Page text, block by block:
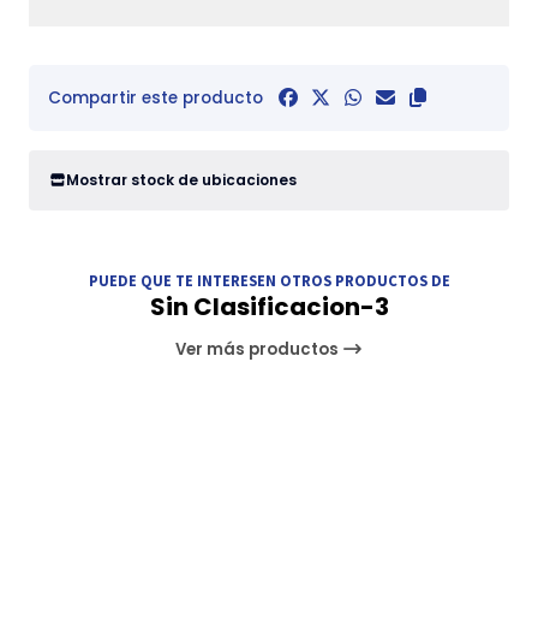
Compartir este producto
Mostrar stock de ubicaciones
PUEDE QUE TE INTERESEN OTROS PRODUCTOS DE
Sin Clasificacion-3
Ver más productos